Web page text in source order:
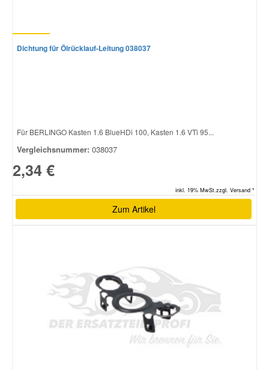
Dichtung für Ölrücklauf-Leitung 038037
Für BERLINGO Kasten 1.6 BlueHDi 100, Kasten 1.6 VTi 95...
Vergleichsnummer: 038037
2,34 €
inkl. 19% MwSt.zzgl. Versand *
Zum Artikel